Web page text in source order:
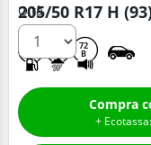
205/50 R17 H
72
B
Q.tà